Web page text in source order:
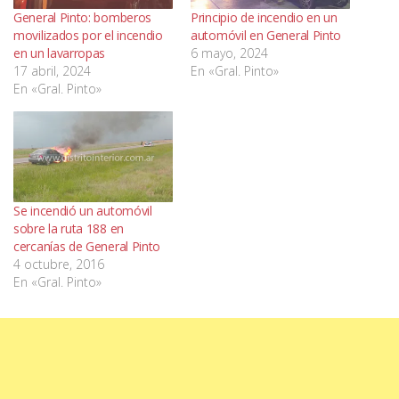
General Pinto: bomberos
movilizados por el incendio
en un lavarropas
17 abril, 2024
En «Gral. Pinto»
Principio de incendio en un
automóvil en General Pinto
6 mayo, 2024
En «Gral. Pinto»
Se incendió un automóvil
sobre la ruta 188 en
cercanías de General Pinto
4 octubre, 2016
En «Gral. Pinto»